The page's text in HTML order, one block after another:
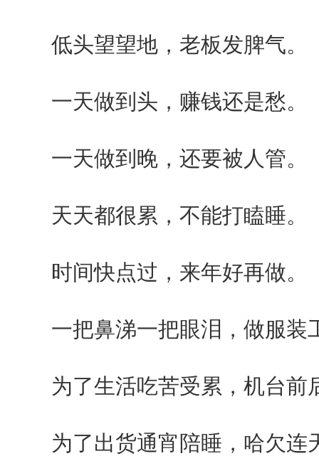
低头望望地，老板发脾气。
一天做到头，赚钱还是愁。
一天做到晚，还要被人管。
天天都很累，不能打瞌睡。
时间快点过，来年好再做。
一把鼻涕一把眼泪，做服装
为了生活吃苦受累，机台前
为了出货通宵陪睡，哈欠连